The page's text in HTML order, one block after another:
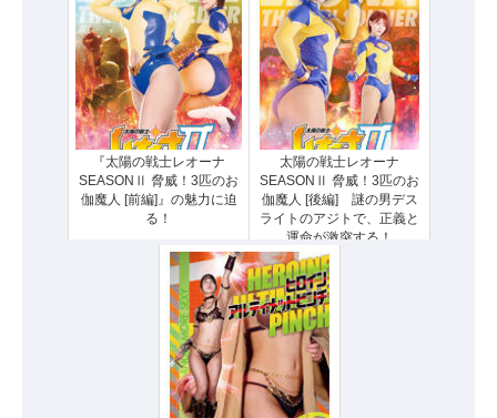
『太陽の戦士レオーナ
SEASONⅡ 脅威！3匹のお
伽魔人 [前編]』の魅力に迫
る！
太陽の戦士レオーナ
SEASONⅡ 脅威！3匹のお
伽魔人 [後編] 謎の男デス
ライトのアジトで、正義と
運命が激突する！